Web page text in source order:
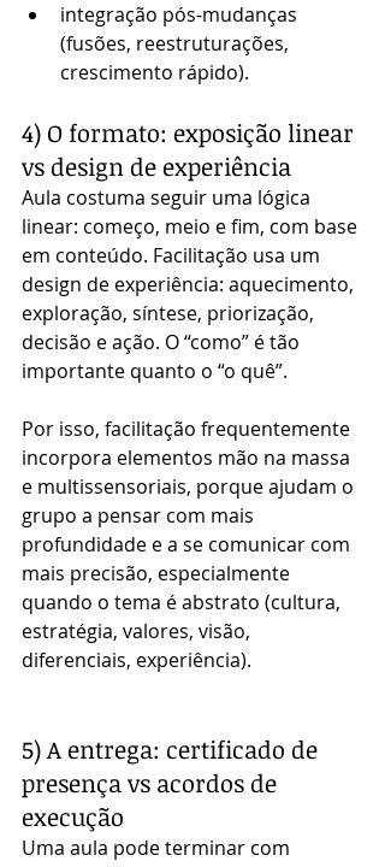
integração pós-mudanças
(fusões, reestruturações,
crescimento rápido).
4) O formato: exposição linear
vs design de experiência
Aula costuma seguir uma lógica
linear: começo, meio e fim, com base
em conteúdo. Facilitação usa um
design de experiência: aquecimento,
exploração, síntese, priorização,
decisão e ação. O “como” é tão
importante quanto o “o quê”.
Por isso, facilitação frequentemente
incorpora elementos mão na massa
e multissensoriais, porque ajudam o
grupo a pensar com mais
profundidade e a se comunicar com
mais precisão, especialmente
quando o tema é abstrato (cultura,
estratégia, valores, visão,
diferenciais, experiência).
5) A entrega: certificado de
presença vs acordos de
execução
Uma aula pode terminar com